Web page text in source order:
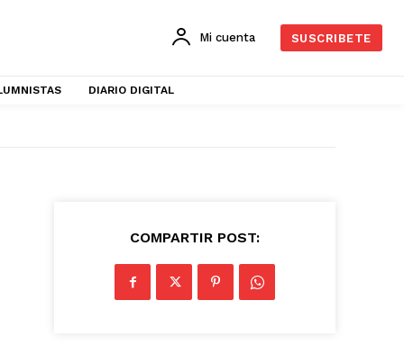
Mi cuenta SUSCRIBETE
DIARIO DIGITAL
COMPARTIR POST: